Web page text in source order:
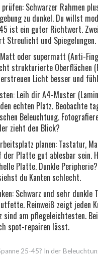
Schwarzer Rahmen
zu dunkel. Du willst
ist ein guter Richtwert.
Streulicht und Spiegelungen.
Matt oder supermatt (Anti-
strukturierte Oberflächen
Licht besser und
Leih dir A4-Muster
echten Platz. Beobachte
Beleuchtung.
zieht den Blick?
planen: Tastatur,
Platte gut ablesbar sein.
Platte. Dunkle
du Kanten schlecht.
Schwarz und sehr dunkle
Reinweiß zeigt jeden
sind am pflegeleichtesten.
spot-repairen lässt.
25-45? In der